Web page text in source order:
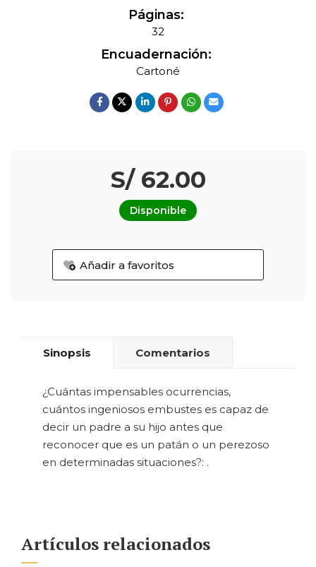
Páginas:
32
Encuadernación:
Cartoné
S/ 62.00
Disponible
Añadir a favoritos
Sinopsis Comentarios
¿Cuántas impensables ocurrencias,
cuántos ingeniosos embustes es capaz de
decir un padre a su hijo antes que
reconocer que es un patán o un perezoso
en determinadas situaciones?: .
Artículos relacionados